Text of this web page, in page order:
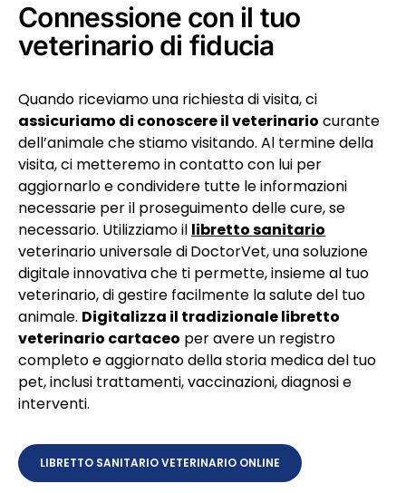
Connessione con il tuo
veterinario di fiducia
Quando riceviamo una richiesta di visita, ci
assicuriamo di conoscere il veterinario curante
dell’animale che stiamo visitando. Al termine della
visita, ci metteremo in contatto con lui per
aggiornarlo e condividere tutte le informazioni
necessarie per il proseguimento delle cure, se
necessario. Utilizziamo il libretto sanitario
veterinario universale diDoctorVet, una soluzione
digitale innovativa che ti permette, insieme al tuo
veterinario, di gestire facilmente la salute del tuo
animale. Digitalizza il tradizionale libretto
veterinario cartaceo per avere un registro
completo e aggiornato della storia medica del tuo
pet, inclusi trattamenti, vaccinazioni, diagnosi e
interventi.
LIBRETTO SANITARIO VETERINARIO ONLINE